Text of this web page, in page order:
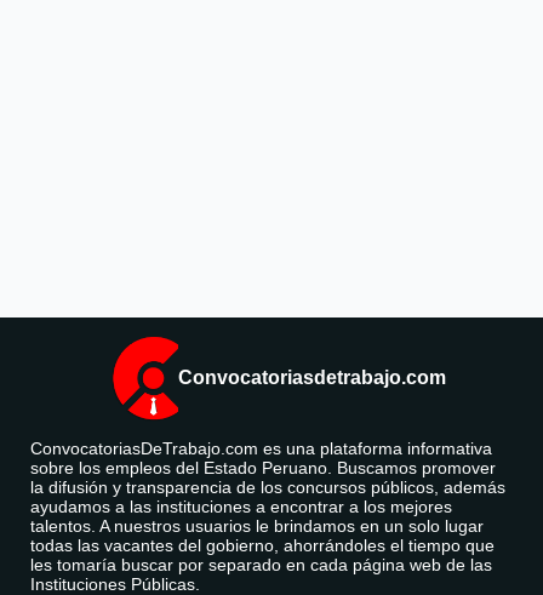
Convocatoriasdetrabajo.com
ConvocatoriasDeTrabajo.com es una plataforma informativa
sobre los empleos del Estado Peruano. Buscamos promover
la difusión y transparencia de los concursos públicos, además
ayudamos a las instituciones a encontrar a los mejores
talentos. A nuestros usuarios le brindamos en un solo lugar
todas las vacantes del gobierno, ahorrándoles el tiempo que
les tomaría buscar por separado en cada página web de las
Instituciones Públicas.